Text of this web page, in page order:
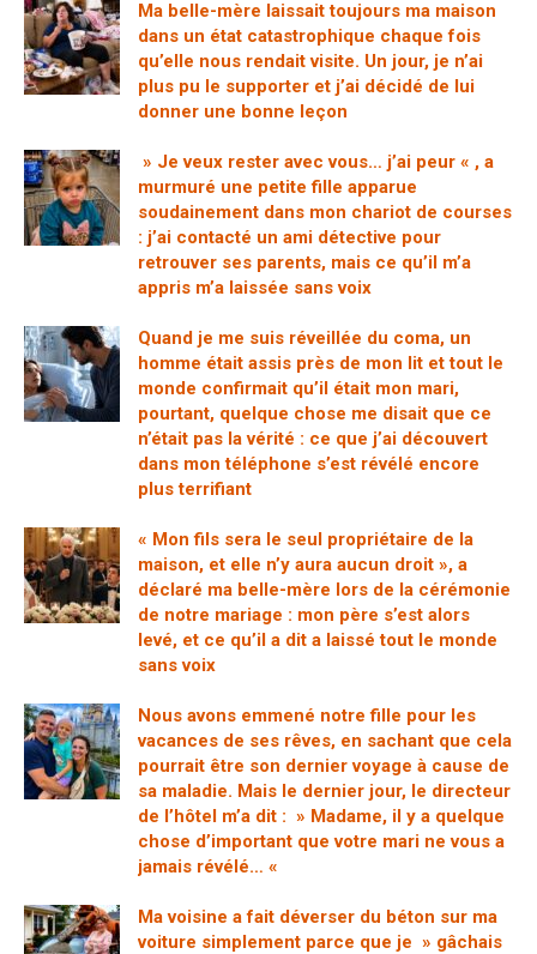
Ma belle-mère laissait toujours ma maison
dans un état catastrophique chaque fois
qu’elle nous rendait visite. Un jour, je n’ai
plus pu le supporter et j’ai décidé de lui
donner une bonne leçon
» Je veux rester avec vous… j’ai peur « , a
murmuré une petite fille apparue
soudainement dans mon chariot de courses
: j’ai contacté un ami détective pour
retrouver ses parents, mais ce qu’il m’a
appris m’a laissée sans voix
Quand je me suis réveillée du coma, un
homme était assis près de mon lit et tout le
monde confirmait qu’il était mon mari,
pourtant, quelque chose me disait que ce
n’était pas la vérité : ce que j’ai découvert
dans mon téléphone s’est révélé encore
plus terrifiant
« Mon fils sera le seul propriétaire de la
maison, et elle n’y aura aucun droit », a
déclaré ma belle-mère lors de la cérémonie
de notre mariage : mon père s’est alors
levé, et ce qu’il a dit a laissé tout le monde
sans voix
Nous avons emmené notre fille pour les
vacances de ses rêves, en sachant que cela
pourrait être son dernier voyage à cause de
sa maladie. Mais le dernier jour, le directeur
de l’hôtel m’a dit : » Madame, il y a quelque
chose d’important que votre mari ne vous a
jamais révélé… «
Ma voisine a fait déverser du béton sur ma
voiture simplement parce que je » gâchais